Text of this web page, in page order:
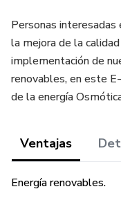
Personas
la mejora de la
implementación de
renovables, en este
de la energía
Ventajas
Energía renovables.